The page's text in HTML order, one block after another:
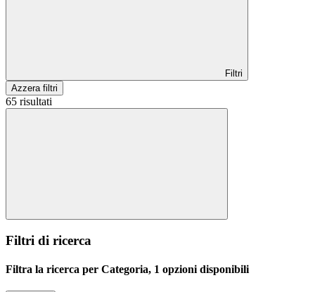
Filtri
Azzera filtri
65 risultati
Filtri di ricerca
Filtra la ricerca per Categoria, 1 opzioni disponibili